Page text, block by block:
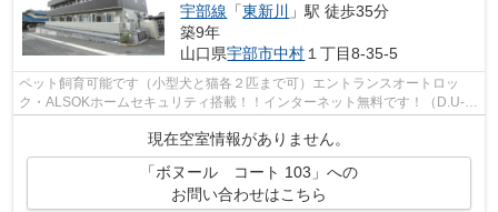
宇部線 「東新川
」駅 徒歩35分
築9年
山口県宇部市中村 １丁目8-35-5
ペット飼育可能です（小型犬と猫各２匹まで可）エントランスオートロッ
ク・ALSOKホームセキュリティ搭載！！インターネット無料です！（D.U-
現在空室情報がありません。
「ボヌール コート 103」への
お問い合わせはこちら